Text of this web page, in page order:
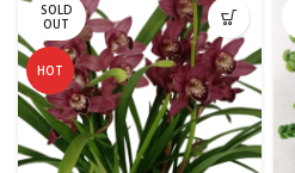
SOLD
OUT
HOT